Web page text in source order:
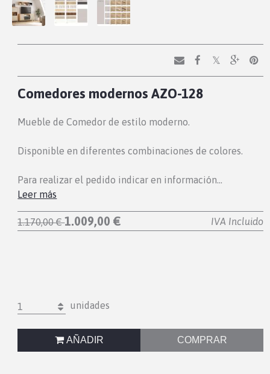
Comedores modernos AZO-128
Mueble de Comedor de estilo moderno.
Disponible en diferentes combinaciones de colores.
Para realizar el pedido indicar en información…
Leer más
1.170,00 €1.009,00 € IVA Incluido
1 unidades
AÑADIR COMPRAR